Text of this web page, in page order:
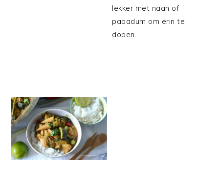
lekker met naan of
papadum om erin te
dopen.